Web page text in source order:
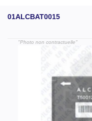
01ALCBAT0015
"Photo non contractuelle"